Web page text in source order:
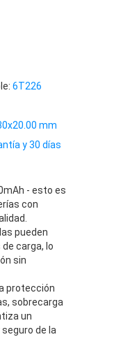
6T226
mm
y 30 días
- esto es
con
pueden
carga, lo
sin
protección
sobrecarga
un
de la